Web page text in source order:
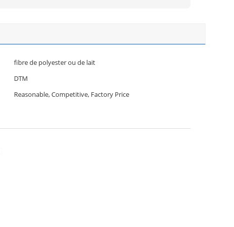
fibre de polyester ou de lait
DTM
Reasonable, Competitive, Factory Price